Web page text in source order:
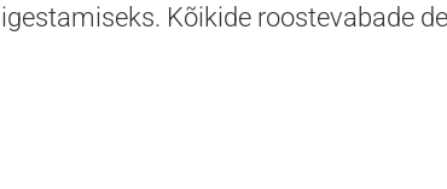
Kõikide roostevabade